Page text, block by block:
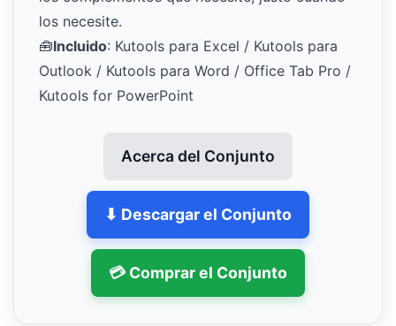
los necesite.
🧰Incluido: Kutools para Excel / Kutools para
Outlook / Kutools para Word / Office Tab Pro /
Kutools for PowerPoint
Acerca del Conjunto
⬇ Descargar el Conjunto
💳 Comprar el Conjunto